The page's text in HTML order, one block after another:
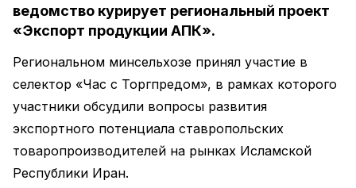
ведомство курирует региональный проект
«Экспорт продукции АПК».
Региональном минсельхозе принял участие в
селектор «Час с Торгпредом», в рамках которого
участники обсудили вопросы развития
экспортного потенциала ставропольских
товаропроизводителей на рынках Исламской
Республики Иран.